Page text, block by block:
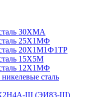
30ХМА
25Х1МФ
20Х1М1Ф1ТР
15Х5М
12Х1МФ
сталь
Ш (ЭИ83-Ш)